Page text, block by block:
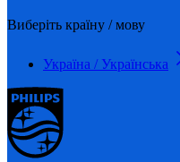
Виберіть країну / мову
Україна / Українська